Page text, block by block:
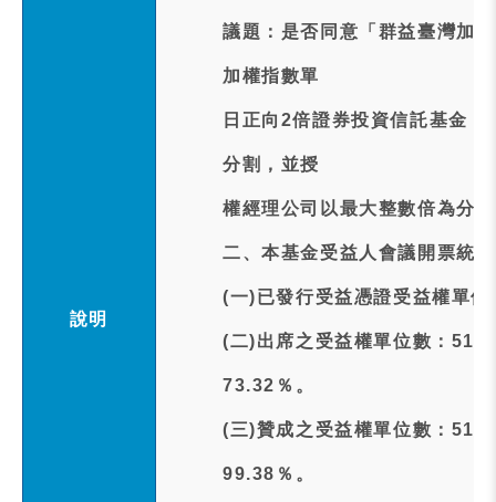
說明
議題：是否同意「群益臺灣加
加權指數單
日正向2倍證券投資信託基金
分割，並授
權經理公司以最大整數倍為分
二、本基金受益人會議開票統
(一)已發行受益憑證受益權單
(二)出席之受益權單位數：
73.32％。
(三)贊成之受益權單位數：
99.38％。